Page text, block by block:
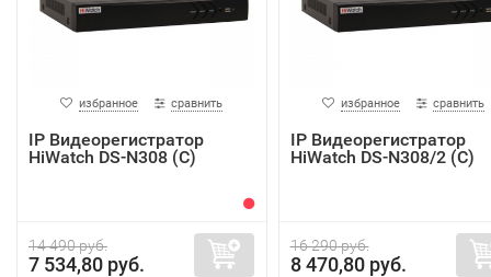
избранное сравнить
IP Видеорегистратор
HiWatch DS-N308 (C)
14 490 руб.
7 534,80 руб.
избранное сравнить
IP Видеорегистратор
HiWatch DS-N308/2 (C)
16 290 руб.
8 470,80 руб.